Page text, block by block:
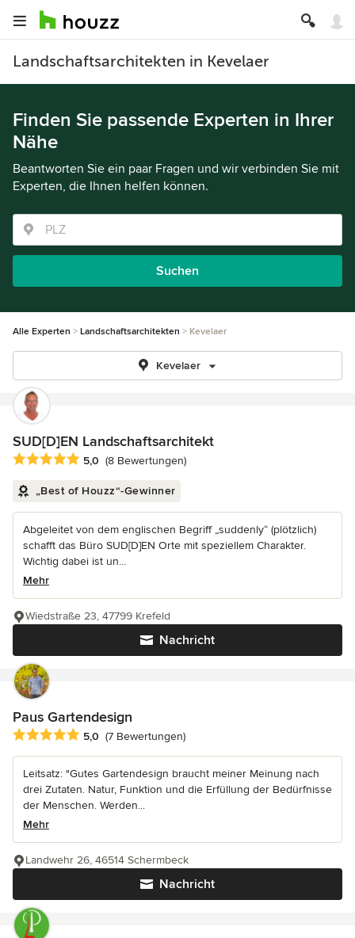
Landschaftsarchitekten in Kevelaer
Finden Sie passende Experten in Ihrer
Nähe
Beantworten Sie ein paar Fragen und wir verbinden Sie mit
Experten, die Ihnen helfen können.
Suchen
Alle Experten Landschaftsarchitekten Kevelaer
Kevelaer
SUD[D]EN Landschaftsarchitekt
Durchschnittliche Bewertung: 5 von 5 Sternen
5,0 (8 Bewertungen)
„Best of Houzz“-Gewinner
Abgeleitet von dem englischen Begriff „suddenly“ (plötzlich)
schafft das Büro SUD[D]EN Orte mit speziellem Charakter.
Wichtig dabei ist un...
Mehr
Nachricht
Wiedstraße 23, 47799 Krefeld
Paus Gartendesign
Durchschnittliche Bewertung: 5 von 5 Sternen
5,0 (7 Bewertungen)
Leitsatz: "Gutes Gartendesign braucht meiner Meinung nach
drei Zutaten. Natur, Funktion und die Erfüllung der Bedürfnisse
der Menschen. Werden...
Mehr
Nachricht
Landwehr 26, 46514 Schermbeck